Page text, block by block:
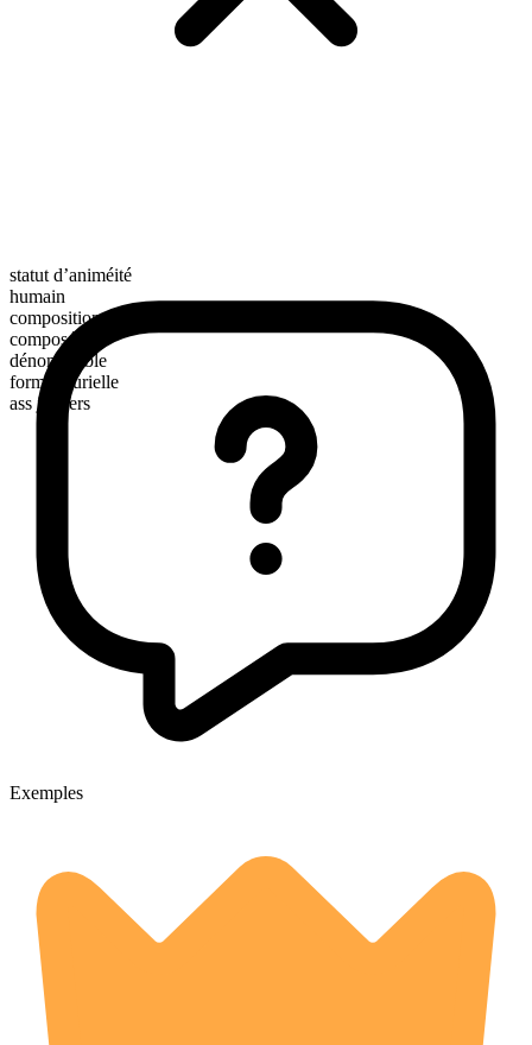
statut d’animéité
humain
composition morphologique
composé
dénombrable
forme plurielle
ass jabbers
Exemples